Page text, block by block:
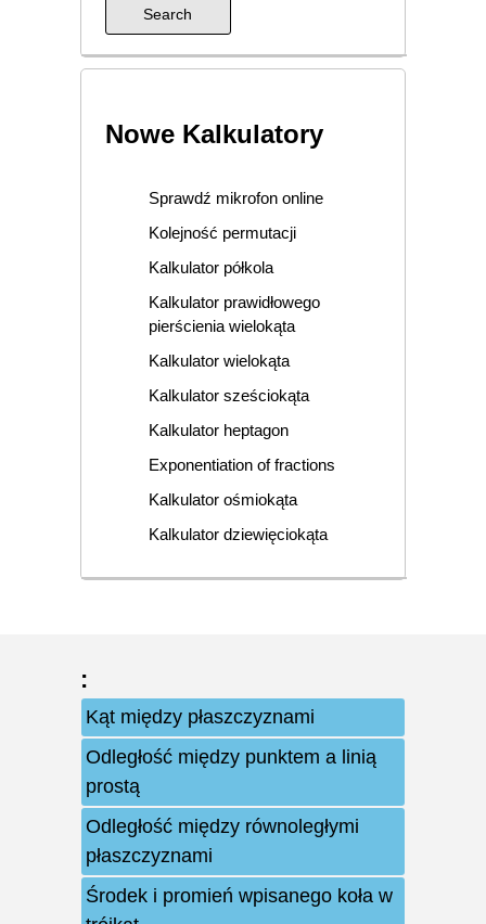
Nowe Kalkulatory
Sprawdź mikrofon online
Kolejność permutacji
Kalkulator półkola
Kalkulator prawidłowego
pierścienia wielokąta
Kalkulator wielokąta
Kalkulator sześciokąta
Kalkulator heptagon
Exponentiation of fractions
Kalkulator ośmiokąta
Kalkulator dziewięciokąta
:
Kąt między płaszczyznami
Odległość między punktem a linią
prostą
Odległość między równoległymi
płaszczyznami
Środek i promień wpisanego koła w